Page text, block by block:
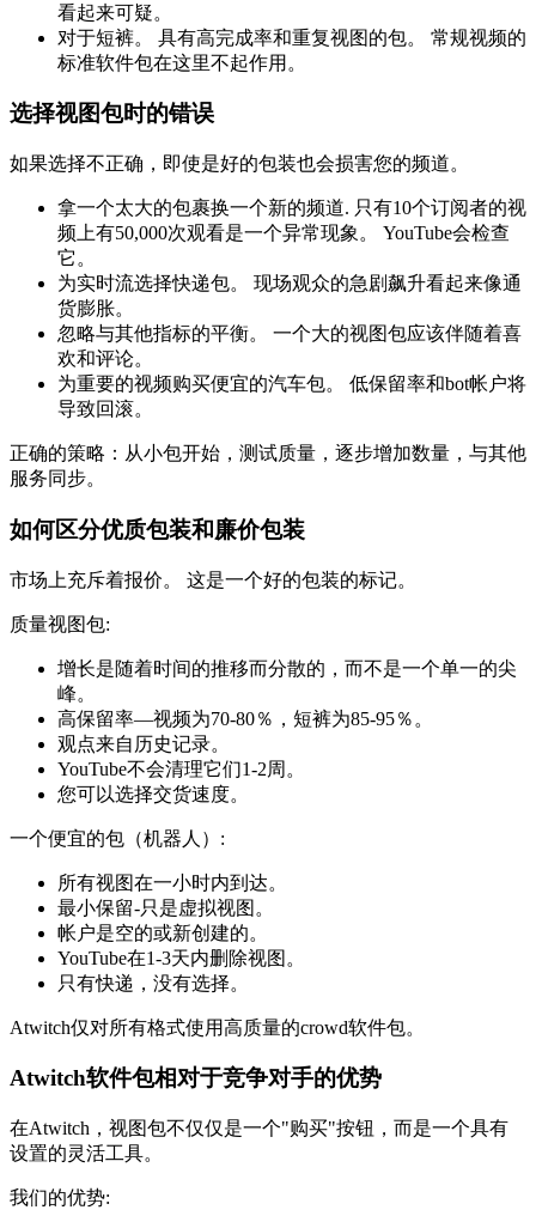
看起来可疑。
对于短裤。 具有高完成率和重复视图的包。 常规视频的
标准软件包在这里不起作用。
选择视图包时的错误
如果选择不正确，即使是好的包装也会损害您的频道。
拿一个太大的包裹换一个新的频道. 只有10个订阅者的视
频上有50,000次观看是一个异常现象。 YouTube会检查
它。
为实时流选择快递包。 现场观众的急剧飙升看起来像通
货膨胀。
忽略与其他指标的平衡。 一个大的视图包应该伴随着喜
欢和评论。
为重要的视频购买便宜的汽车包。 低保留率和bot帐户将
导致回滚。
正确的策略：从小包开始，测试质量，逐步增加数量，与其他
服务同步。
如何区分优质包装和廉价包装
市场上充斥着报价。 这是一个好的包装的标记。
质量视图包:
增长是随着时间的推移而分散的，而不是一个单一的尖
峰。
高保留率—视频为70-80％，短裤为85-95％。
观点来自历史记录。
YouTube不会清理它们1-2周。
您可以选择交货速度。
一个便宜的包（机器人）:
所有视图在一小时内到达。
最小保留-只是虚拟视图。
帐户是空的或新创建的。
YouTube在1-3天内删除视图。
只有快递，没有选择。
Atwitch仅对所有格式使用高质量的crowd软件包。
Atwitch软件包相对于竞争对手的优势
在Atwitch，视图包不仅仅是一个"购买"按钮，而是一个具有
设置的灵活工具。
我们的优势: